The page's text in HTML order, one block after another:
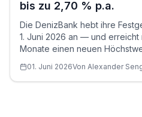
bis zu 2,70 % p.a.
Die DenizBank hebt ihre
1. Juni 2026 an — und erreicht
Monate einen neuen
01. Juni 2026Von Alexander